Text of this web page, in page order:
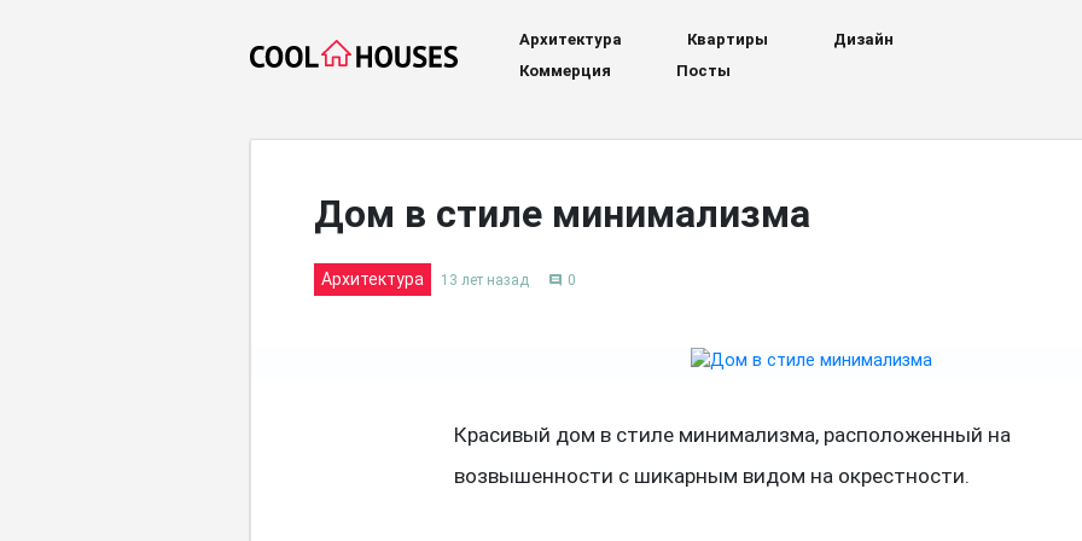
Архитектура Квартиры
Дизайн
Коммерция
Посты
Дом в стиле минимализма
Архитектура 13 лет назад comment 0
Красивый дом в стиле минимализма, расположенный на
возвышенности с шикарным видом на окрестности.